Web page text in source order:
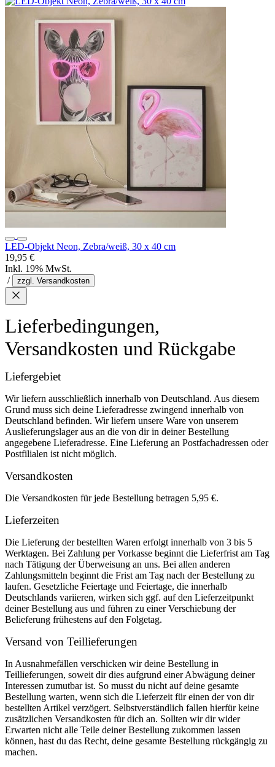
LED-Objekt Neon, Zebra/weiß, 30 x 40 cm
19,95 €
Inkl. 19% MwSt.
/
zzgl. Versandkosten
Lieferbedingungen,
Versandkosten und Rückgabe
Liefergebiet
Wir liefern ausschließlich innerhalb von Deutschland. Aus diesem
Grund muss sich deine Lieferadresse zwingend innerhalb von
Deutschland befinden. Wir liefern unsere Ware von unserem
Auslieferungslager aus an die von dir in deiner Bestellung
angegebene Lieferadresse. Eine Lieferung an Postfachadressen oder
Postfilialen ist nicht möglich.
Versandkosten
Die Versandkosten für jede Bestellung betragen 5,95 €.
Lieferzeiten
Die Lieferung der bestellten Waren erfolgt innerhalb von 3 bis 5
Werktagen. Bei Zahlung per Vorkasse beginnt die Lieferfrist am Tag
nach Tätigung der Überweisung an uns. Bei allen anderen
Zahlungsmitteln beginnt die Frist am Tag nach der Bestellung zu
laufen. Gesetzliche Feiertage und Feiertage, die innerhalb
Deutschlands variieren, wirken sich ggf. auf den Lieferzeitpunkt
deiner Bestellung aus und führen zu einer Verschiebung der
Belieferung frühestens auf den Folgetag.
Versand von Teillieferungen
In Ausnahmefällen verschicken wir deine Bestellung in
Teillieferungen, soweit dir dies aufgrund einer Abwägung deiner
Interessen zumutbar ist. So musst du nicht auf deine gesamte
Bestellung warten, wenn sich die Lieferzeit für einen der von dir
bestellten Artikel verzögert. Selbstverständlich fallen hierfür keine
zusätzlichen Versandkosten für dich an. Sollten wir dir wider
Erwarten nicht alle Teile deiner Bestellung zukommen lassen
können, hast du das Recht, deine gesamte Bestellung rückgängig zu
machen.